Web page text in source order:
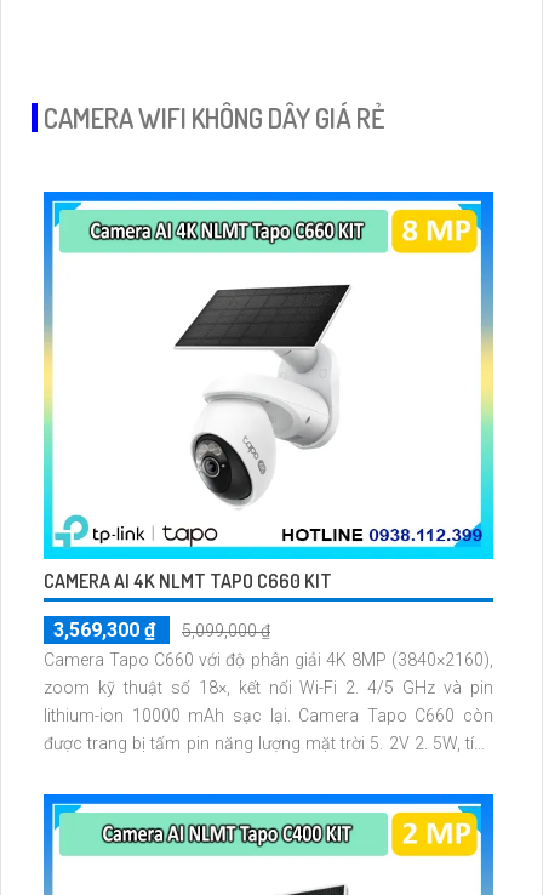
CAMERA WIFI KHÔNG DÂY GIÁ RẺ
CAMERA AI 4K NLMT TAPO C660 KIT
3,569,300 ₫
5,099,000 ₫
Camera Tapo C660 với độ phân giải 4K 8MP (3840×2160),
zoom kỹ thuật số 18×, kết nối Wi-Fi 2. 4/5 GHz và pin
lithium-ion 10000 mAh sạc lại. Camera Tapo C660 còn
được trang bị tấm pin năng lượng mặt trời 5. 2V 2. 5W, tích
microSD tối đa 512 GB